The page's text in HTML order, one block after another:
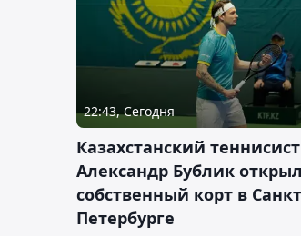
22:43, Сегодня
Казахстанский теннисист
Александр Бублик открыл
собственный корт в
Петербурге